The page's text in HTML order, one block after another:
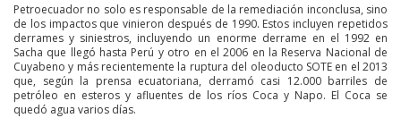
Petroecuador no solo es responsable de la remediación inconclusa, sino
de los impactos que vinieron después de 1990. Estos incluyen repetidos
derrames y siniestros, incluyendo un enorme derrame en el 1992 en
Sacha que llegó hasta Perú y otro en el 2006 en la Reserva Nacional de
Cuyabeno y más recientemente la ruptura del oleoducto SOTE en el 2013
que, según la prensa ecuatoriana, derramó casi 12.000 barriles de
petróleo en esteros y afluentes de los ríos Coca y Napo. El Coca se
quedó agua varios días.